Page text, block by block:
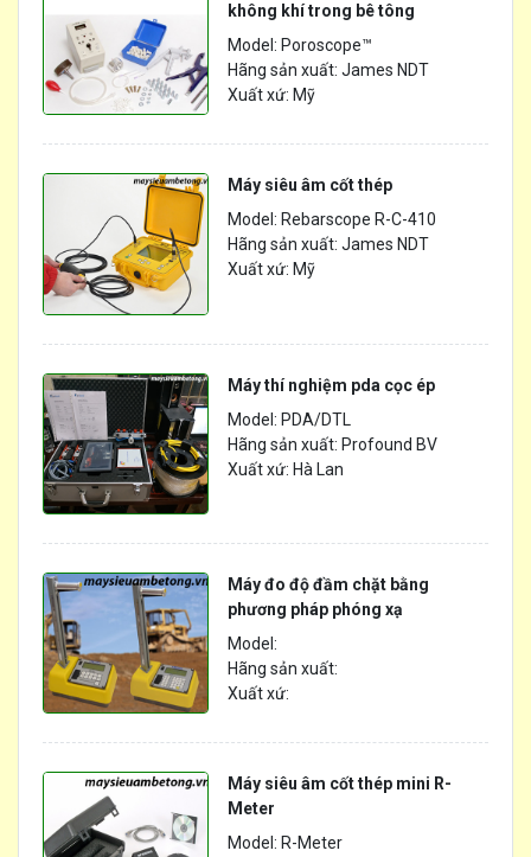
không khí trong bê tông
Model: Poroscope™
Hãng sản xuất: James NDT
Xuất xứ: Mỹ
Máy siêu âm cốt thép
Model: Rebarscope R-C-410
Hãng sản xuất: James NDT
Xuất xứ: Mỹ
Máy thí nghiệm pda cọc ép
Model: PDA/DTL
Hãng sản xuất: Profound BV
Xuất xứ: Hà Lan
Máy đo độ đầm chặt bằng
phương pháp phóng xạ
Model:
Hãng sản xuất:
Xuất xứ:
Máy siêu âm cốt thép mini R-
Meter
Model: R-Meter